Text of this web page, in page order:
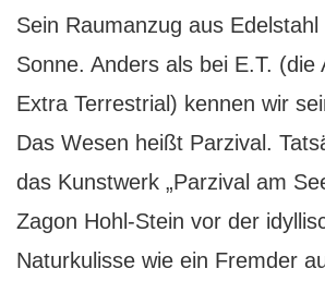
Sein Raumanzug aus
Sonne. Anders als bei E.T. (die
Extra Terrestrial) kennen wir
Das Wesen heißt Parzival.
das Kunstwerk „Parzival am
Zagon Hohl-Stein vor der
Naturkulisse wie ein Fremder